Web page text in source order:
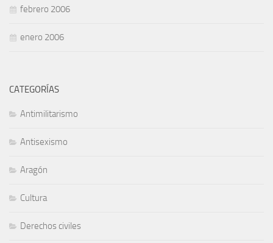
febrero 2006
enero 2006
CATEGORÍAS
Antimilitarismo
Antisexismo
Aragón
Cultura
Derechos civiles